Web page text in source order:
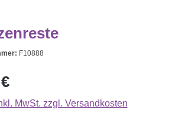
F10888
MwSt. zzgl. Versandkosten